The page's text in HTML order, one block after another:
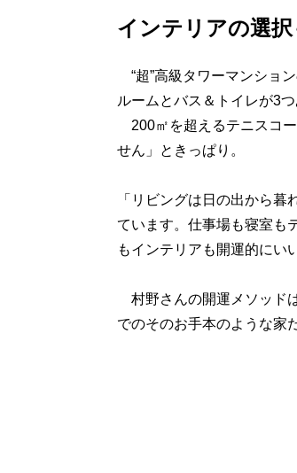
インテリアの選
“超”高級タワーマンショ
ルームとバス＆トイレが3
200㎡を超えるテニスコー
せん」ときっぱり。
「リビングは日の出から
ています。仕事場も寝室も
もインテリアも開運的にい
村野さんの開運メソッド
でのそのお手本のような家